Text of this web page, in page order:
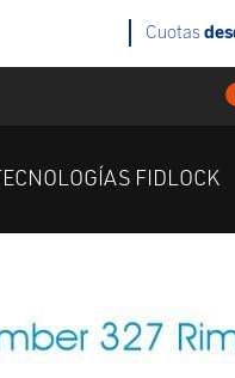
TECNOLOGÍAS FIDLOCK